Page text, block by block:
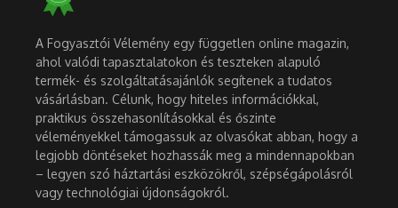
A Fogyasztói Vélemény egy független online magazin,
ahol valódi tapasztalatokon és teszteken alapuló
termék- és szolgáltatásajánlók segítenek a tudatos
vásárlásban. Célunk, hogy hiteles információkkal,
praktikus összehasonlításokkal és őszinte
véleményekkel támogassuk az olvasókat abban, hogy a
legjobb döntéseket hozhassák meg a mindennapokban
– legyen szó háztartási eszközökről, szépségápolásról
vagy technológiai újdonságokról.